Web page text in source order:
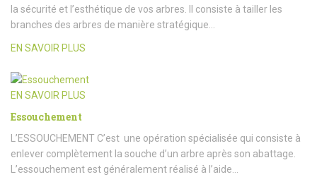
la sécurité et l’esthétique de vos arbres. Il consiste à tailler les
branches des arbres de manière stratégique…
EN SAVOIR PLUS
EN SAVOIR PLUS
Essouchement
L’ESSOUCHEMENT C’est une opération spécialisée qui consiste à
enlever complètement la souche d’un arbre après son abattage.
L’essouchement est généralement réalisé à l’aide…